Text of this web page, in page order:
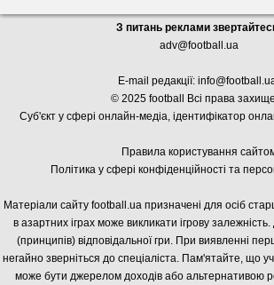
З питань реклами
adv@football.ua
E-mail редакції:
© 2025 football Всі права
Суб'єкт у сфері онлайн-медіа, ідентифікатор
Правила користування
Політика у сфері конфіденційності та
Матеріали сайту football.ua призначені для осіб
в азартних іграх може викликати ігрову
(принципів) відповідальної гри. При виявленні
негайно зверніться до спеціаліста. Пам'ятайте, що
може бути джерелом доходів або альтернативою